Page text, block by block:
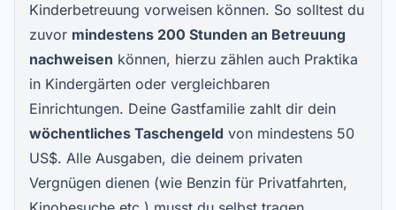
Kinderbetreuung vorweisen können. So solltest du
zuvor mindestens 200 Stunden an Betreuung
nachweisen können, hierzu zählen auch Praktika
in Kindergärten oder vergleichbaren
Einrichtungen. Deine Gastfamilie zahlt dir dein
wöchentliches Taschengeld von mindestens 50
US$. Alle Ausgaben, die deinem privaten
Vergnügen dienen (wie Benzin für Privatfahrten,